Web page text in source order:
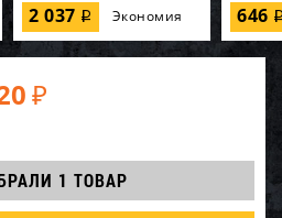
2 037 i Экономия 646
₽
1 ТОВАР